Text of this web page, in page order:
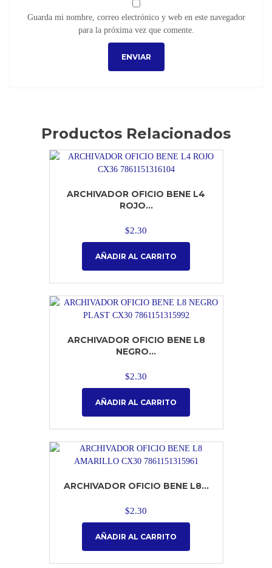
Guarda mi nombre, correo electrónico y web en este navegador
para la próxima vez que comente.
Productos Relacionados
ARCHIVADOR OFICIO BENE L4
ROJO...
$2.30
AÑADIR AL CARRITO
ARCHIVADOR OFICIO BENE L8
NEGRO...
$2.30
AÑADIR AL CARRITO
ARCHIVADOR OFICIO BENE L8...
$2.30
AÑADIR AL CARRITO